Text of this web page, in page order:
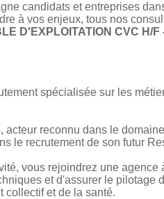
candidats et entreprises
à vos enjeux, tous nos
D'EXPLOITATION CVC H/
spécialisée sur les
reconnu dans le
le recrutement de son futur
vous rejoindrez une
et d'assurer le pilotage
collectif et de la santé.